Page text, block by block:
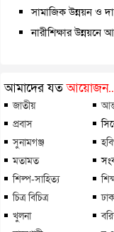
সামাজিক উন্নয়ন ও
নারীশিক্ষার
আমাদের যত
জাতীয়
প্রবাস
সুনামগঞ্জ
মতামত
শিল্প-সাহিত্য
চিত্র বিচিত্র
খুলনা